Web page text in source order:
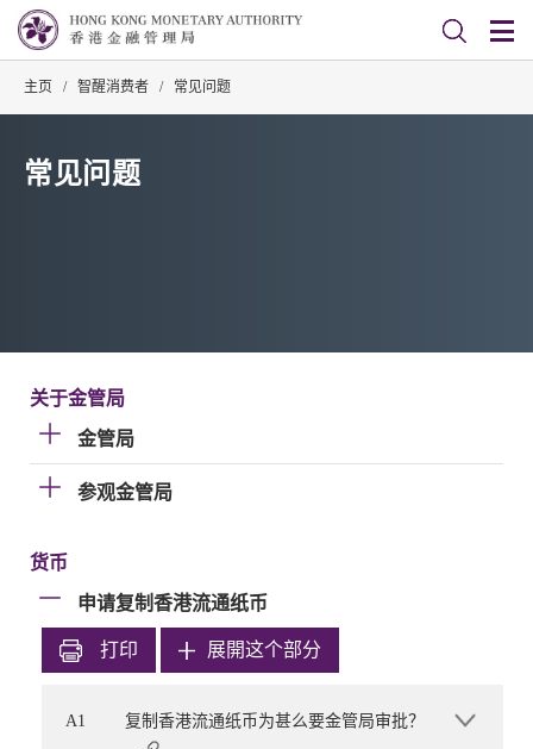
主页 / 智醒消费者 / 常见问题
常见问题
关于金管局
金管局
参观金管局
货币
申请复制香港流通纸币
打印 展開这个部分
A1 复制香港流通纸币为甚么要金管局审批？